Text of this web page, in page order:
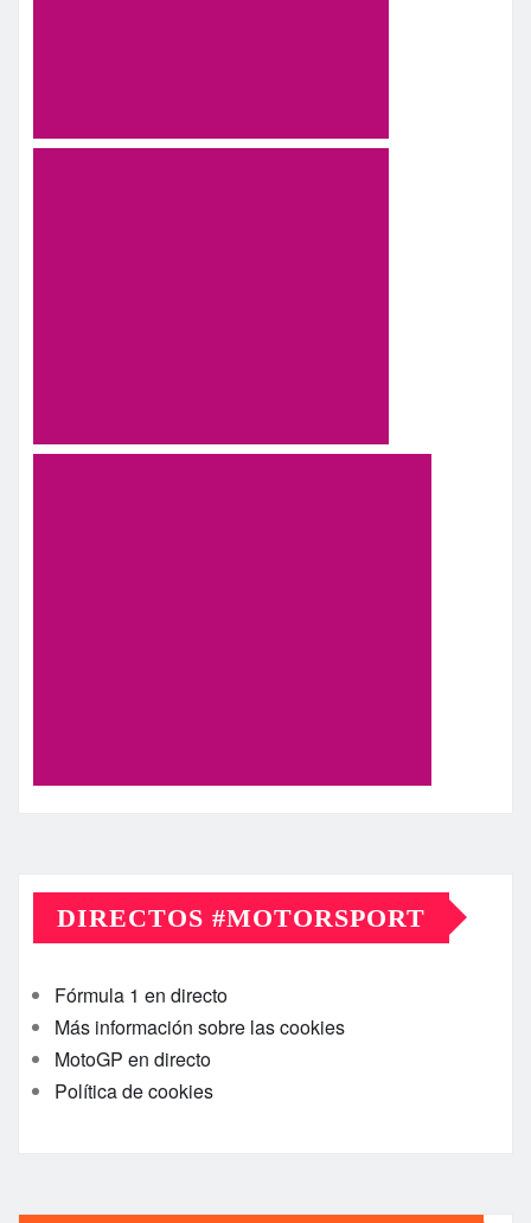
DIRECTOS #MOTORSPORT
Fórmula 1 en directo
Más información sobre las cookies
MotoGP en directo
Política de cookies